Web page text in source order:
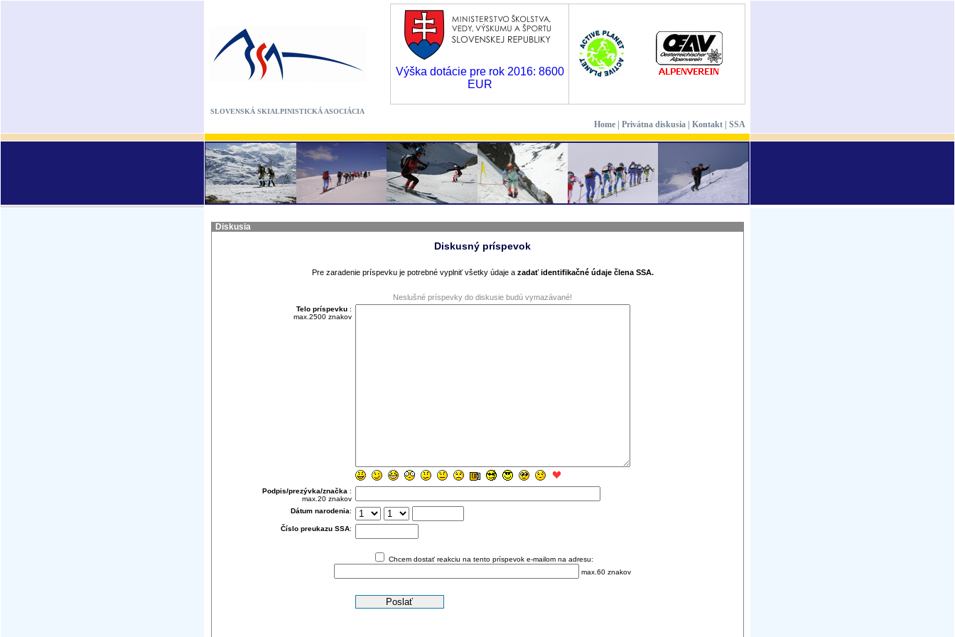
Výška dotácie pre rok 2016: 8600
EUR
SLOVENSKÁ SKIALPINISTICKÁ ASOCIÁCIA
Home Privátna diskusia Kontakt SSA
Diskusia
Diskusný príspevok
Pre zaradenie príspevku je potrebné vyplniť všetky údaje a zadať identifikačné údaje člena SSA.
Neslušné príspevky do diskusie budú vymazávané!
Telo príspevku:
max.2500 znakov
Podpis/prezývka/značka :
max.20 znakov
Dátum narodenia:
Číslo preukazu SSA:
Chcem dostať reakciu na tento príspevok e-mailom na adresu:
max.60 znakov